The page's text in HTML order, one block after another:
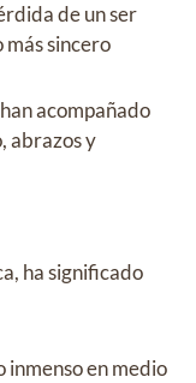
de un ser
sincero
acompañado
abrazos y
ha significado
inmenso en medio